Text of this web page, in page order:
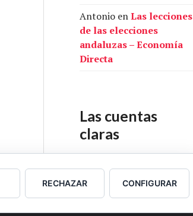
Antonio enLas lecciones
de las elecciones
andaluzas – Economía
Directa
Las cuentas
claras
Nuestras cuentas
RECHAZAR CONFIGURAR